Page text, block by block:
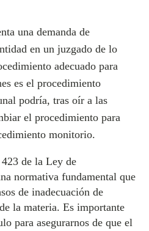
una demanda de
en un juzgado de lo
adecuado para
es el procedimiento
podría, tras oír a las
el procedimiento para
monitorio.
de la Ley de
normativa fundamental que
de inadecuación de
la materia. Es importante
para asegurarnos de que el